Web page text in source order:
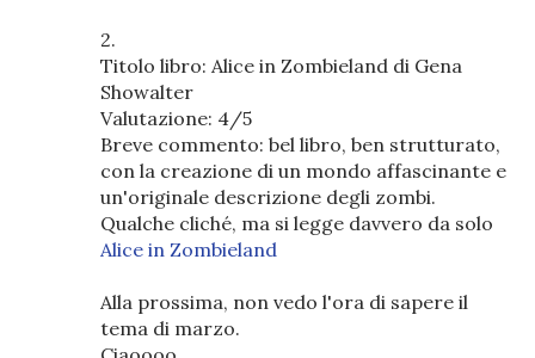
2.
Titolo libro: Alice in Zombieland di Gena
Showalter
Valutazione: 4/5
Breve commento: bel libro, ben strutturato,
con la creazione di un mondo affascinante e
un'originale descrizione degli zombi.
Qualche cliché, ma si legge davvero da solo
Alice in Zombieland
Alla prossima, non vedo l'ora di sapere il
tema di marzo.